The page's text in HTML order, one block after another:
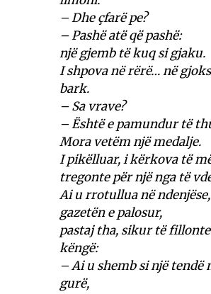
– Dhe çfarë pe?
– Pashë atë që pashë:
një gjemb të kuq si gjaku.
I shpova në rërë… në
bark.
– Sa vrave?
– Është e pamundur të
Mora vetëm një medalje.
I pikëlluar, i kërkova të
tregonte për një nga të
Ai u rrotullua në
gazetën e palosur,
pastaj tha, sikur të
këngë:
– Ai u shemb si një tendë
gurë,